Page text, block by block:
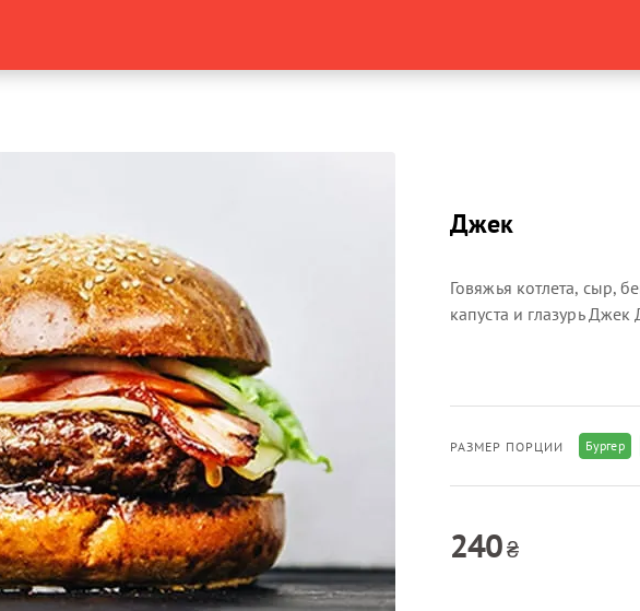
Джек
Говяжья котлета, сыр,
капуста и глазурь Джек
РАЗМЕР ПОРЦИИ Бургер
240₴